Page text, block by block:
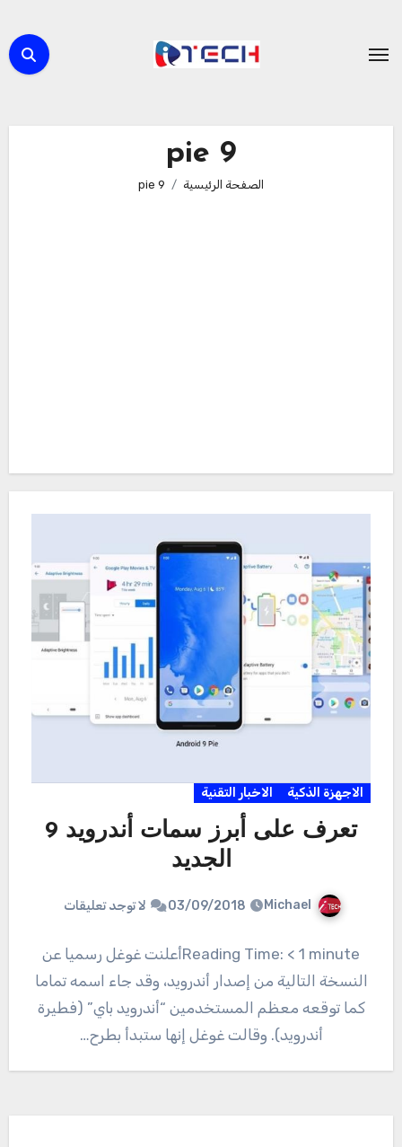
المحتوى
pie 9
الصفحة الرئيسية pie 9
الاجهزة الذكية الاخبار التقنية
تعرف على أبرز سمات أندرويد 9
الجديد
Michael
03/09/2018 لا توجد تعليقات
Reading Time: < 1 minuteأعلنت غوغل رسميا عن
النسخة التالية من إصدار أندرويد، وقد جاء اسمه تماما
كما توقعه معظم المستخدمين “أندرويد باي” (فطيرة
أندرويد). وقالت غوغل إنها ستبدأ بطرح…